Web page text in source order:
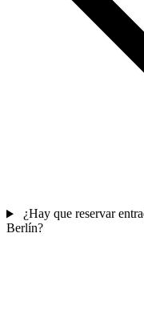
¿Hay que reservar
Berlín?